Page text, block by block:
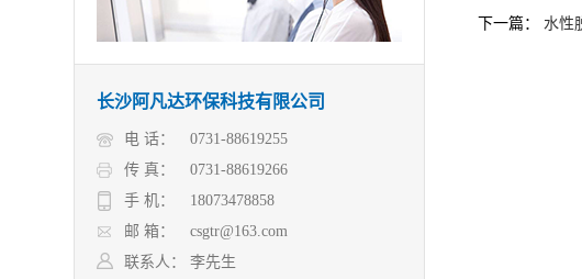
长沙阿凡达环保科技有限公司
电 话：
0731-88619255
传 真：
0731-88619266
手 机：
18073478858
邮 箱：
csgtr@163.com
联系人：
李先生
下一篇： 水性